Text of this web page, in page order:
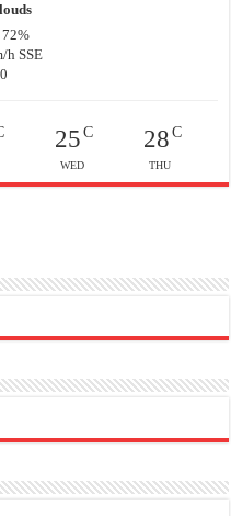
h SSE
25C
WED
28C
THU